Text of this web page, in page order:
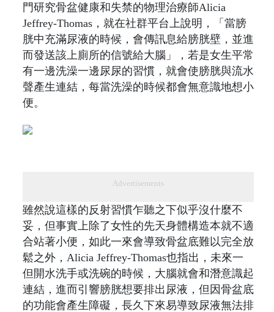
門研究骨盆健康和失禁的物理治療師Alicia
Jeffrey-Thomas，就在社群平台上說明，「當膀
胱中充滿尿液的時候，會傳訊息給膀胱壁，並進
而發送該上廁所的信號給大腦」，若是女生平常
有一邊洗澡一邊尿尿的習慣，就會使膀胱與流水
聲產生連結，每當洗澡的時候都會無意識地想小
便。
Advertisements
雖然說這樣的反射習慣乍聽之下似乎沒什麼不
妥，但事實上除了女性的先天身體構造本就不適
合站著小便，如此一來會導致骨盆底難以完全放
鬆之外，Alicia Jeffrey-Thomas也指出，未來一
但開水洗手或洗碗的時候，大腦就會和潛意識起
連結，進而引響膀胱想要排出尿液，但因骨盆底
的功能會產生障礙，長久下來易導致尿液無法排